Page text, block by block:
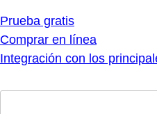
Prueba gratis
Comprar en línea
Integración con los